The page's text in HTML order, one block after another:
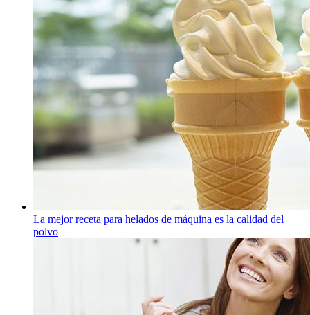
La mejor receta para helados de máquina es la calidad del
polvo